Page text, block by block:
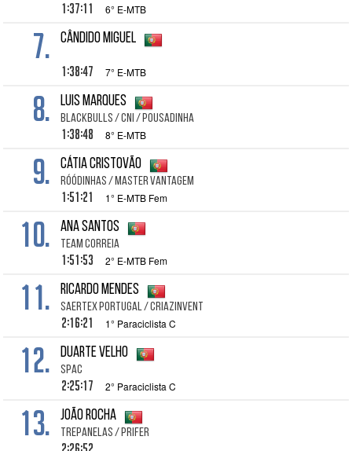
1:37:11 6° E-MTB
7. Cândido Miguel
1:38:47 7° E-MTB
8. Luis Marques
BlackBulls / CNI / Pousadinha
1:38:48 8° E-MTB
9. Cátia CRISTOVÃO
RÓÓDINHAS / Master Vantagem
1:51:21 1° E-MTB Fem
10. Ana SANTOS
Team Correia
1:51:53 2° E-MTB Fem
11. Ricardo Mendes
SAERTEX Portugal / CRIAZinvent
2:16:21 1° Paraciclista C
12. Duarte Velho
SPAC
2:25:17 2° Paraciclista C
13. João Rocha
Trepanelas / Prifer